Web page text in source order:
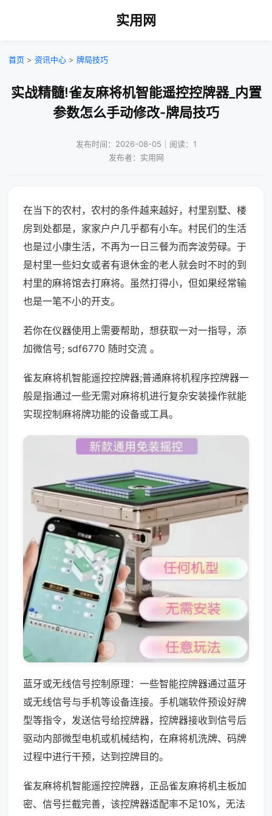
实用网
首页 > 资讯中心 > 牌局技巧
实战精髓!雀友麻将机智能遥控控牌器_内置
参数怎么手动修改-牌局技巧
发布时间：2026-08-05｜阅读：1
发布者：实用网
在当下的农村，农村的条件越来越好，村里别墅、楼
房到处都是，家家户户几乎都有小车。村民们的生活
也是过小康生活，不再为一日三餐为而奔波劳碌。于
是村里一些妇女或者有退休金的老人就会时不时的到
村里的麻将馆去打麻将。虽然打得小，但如果经常输
也是一笔不小的开支。
若你在仪器使用上需要帮助，想获取一对一指导，添
加微信号; sdf6770 随时交流 。
雀友麻将机智能遥控控牌器;普通麻将机程序控牌器一
般是指通过一些无需对麻将机进行复杂安装操作就能
实现控制麻将牌功能的设备或工具。
蓝牙或无线信号控制原理：一些智能控牌器通过蓝牙
或无线信号与手机等设备连接。手机端软件预设好牌
型等指令，发送信号给控牌器，控牌器接收到信号后
驱动内部微型电机或机械结构，在麻将机洗牌、码牌
过程中进行干预，达到控牌目的。
雀友麻将机智能遥控控牌器，正品雀友麻将机主板加
密、信号拦截完善，该控牌器适配率不足10%，无法